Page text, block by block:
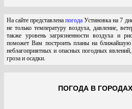
На сайте представленапогода Устиновка на 7
не только температуру воздуха, давление,
также уровень загрязненности воздуха и
поможет Вам построить планы на
неблагоприятных и опасных погодных
гроза и осадки.
ПОГОДА В